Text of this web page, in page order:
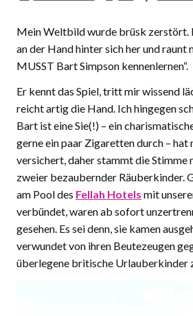
Mein Weltbild wurde brüsk zerstört.
an der Hand hinter sich her und raunt
MUSST Bart Simpson kennenlernen“.
Er kennt das Spiel, tritt mir wissend
reicht artig die Hand. Ich hingegen
Bart ist eine Sie(!) – ein
gerne ein paar Zigaretten durch –
versichert, daher stammt die
zweier bezaubernder Räuberkinder.
am Pool des Fellah Hotels mit
verbündet, waren ab sofort
gesehen. Es sei denn, sie kamen
verwundet von ihren Beutezeugen
überlegene britische Urlauberkinder